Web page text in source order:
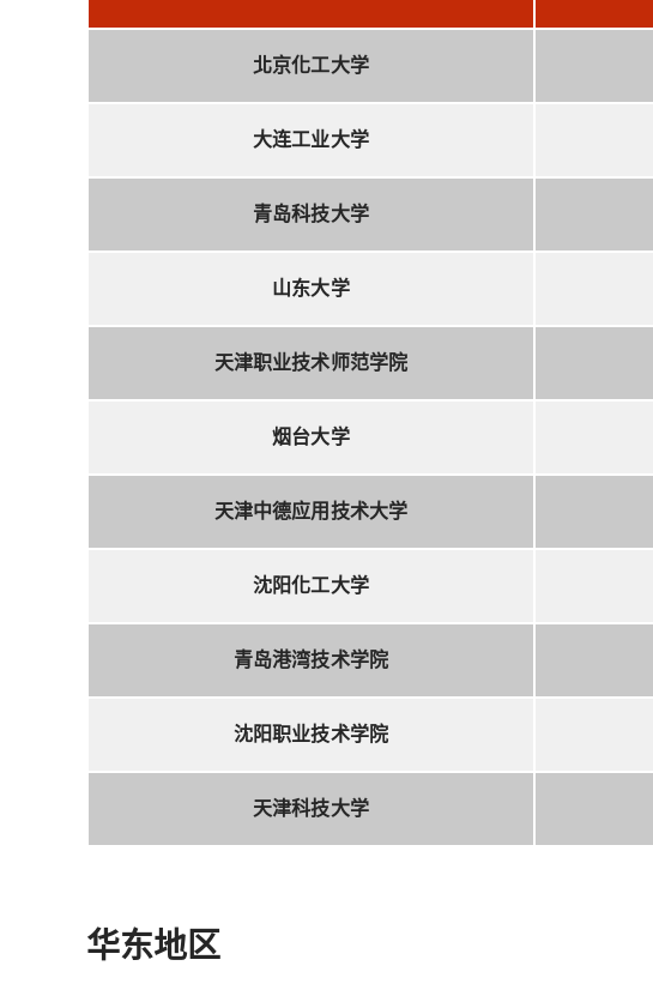
北京化工大学
大连工业大学
青岛科技大学
山东大学
天津职业技术师范学院
烟台大学
天津中德应用技术大学
沈阳化工大学
青岛港湾技术学院
沈阳职业技术学院
天津科技大学
华东地区